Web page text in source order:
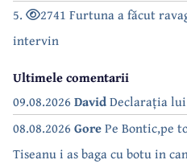
5.
2741 Furtuna a făcut
intervin
Ultimele comentarii
09.08.2026 DavidDeclarația
08.08.2026 GorePe Bontic,pe
Tiseanu i as baga cu botu in